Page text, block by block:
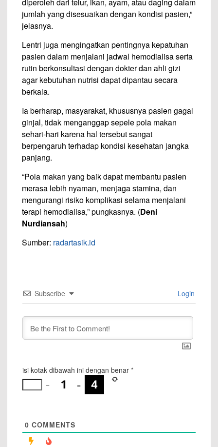
jumlah yang disesuaikan dengan kondisi pasien,”
jelasnya.
Lentri juga mengingatkan pentingnya kepatuhan
pasien dalam menjalani jadwal hemodialisa serta
rutin berkonsultasi dengan dokter dan ahli gizi
agar kebutuhan nutrisi dapat dipantau secara
berkala.
Ia berharap, masyarakat, khususnya pasien gagal
ginjal, tidak menganggap sepele pola makan
sehari-hari karena hal tersebut sangat
berpengaruh terhadap kondisi kesehatan jangka
panjang.
“Pola makan yang baik dapat membantu pasien
merasa lebih nyaman, menjaga stamina, dan
mengurangi risiko komplikasi selama menjalani
terapi hemodialisa,” pungkasnya. (Deni
Nurdiansah)
Sumber: radartasik.id
Subscribe Login
isi kotak dibawah ini dengan benar *
−
=
0 COMMENTS